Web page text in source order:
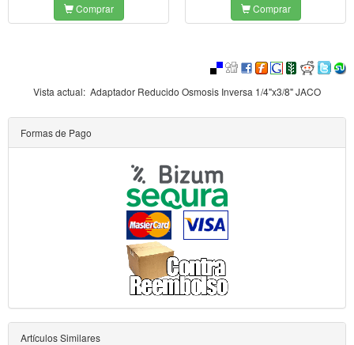
Comprar Comprar
Vista actual: Adaptador Reducido Osmosis Inversa 1/4"x3/8" JACO
Formas de Pago
Artículos Similares